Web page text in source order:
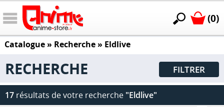
(0)
Catalogue» Recherche » Eldlive
RECHERCHE FILTRER
17 résultats de votre recherche "Eldlive"